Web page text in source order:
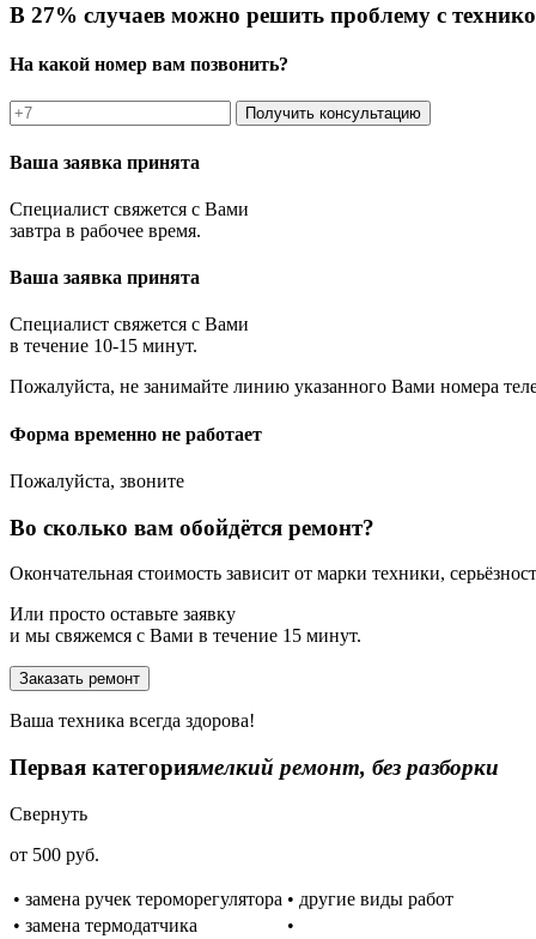
В 27% случаев можно решить проблему с
На какой номер вам позвонить?
Получить консультацию
Ваша заявка принята
Специалист свяжется с Вами
завтра в рабочее время.
Ваша заявка принята
Специалист свяжется с Вами
в течение 10-15 минут.
Пожалуйста, не занимайте линию указанного Вами номера
Форма временно не работает
Пожалуйста, звоните
Во сколько вам обойдётся ремонт?
Окончательная стоимость зависит от марки техники,
Или просто оставьте заявку
и мы свяжемся с Вами в течение 15 минут.
Заказать ремонт
Ваша техника всегда здорова!
Первая категориямелкий ремонт, без разборки
Свернуть
от 500 руб.
• замена ручек тероморегулятора • другие виды работ
• замена термодатчика
•